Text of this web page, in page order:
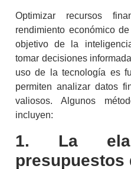
Optimizar recursos
rendimiento económico
objetivo de la
tomar decisiones
uso de la tecnología es
permiten analizar datos
valiosos. Algunos
incluyen:
1. La
presupuestos